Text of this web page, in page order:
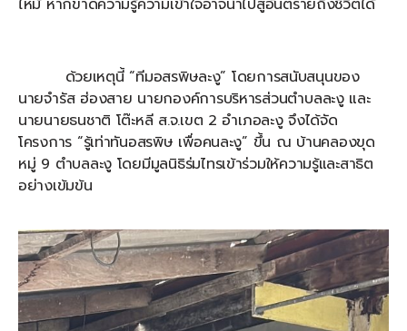
ไหม้ หากขาดความรู้ความเข้าใจอาจนำไปสู่อันตรายถึงชีวิตได้
ด้วยเหตุนี้ “ทีมอสรพิษละงู” โดยการสนับสนุนของ
นายจำรัส ฮ่องสาย นายกองค์การบริหารส่วนตำบลละงู และ
นายนายธนชาติ โต๊ะหลี ส.จ.เขต 2 อำเภอละงู จึงได้จัด
โครงการ “รู้เท่าทันอสรพิษ เพื่อคนละงู” ขึ้น ณ บ้านคลองขุด
หมู่ 9 ตำบลละงู โดยมีมูลนิธิร่มไทรเข้าร่วมให้ความรู้และสาธิต
อย่างเข้มข้น